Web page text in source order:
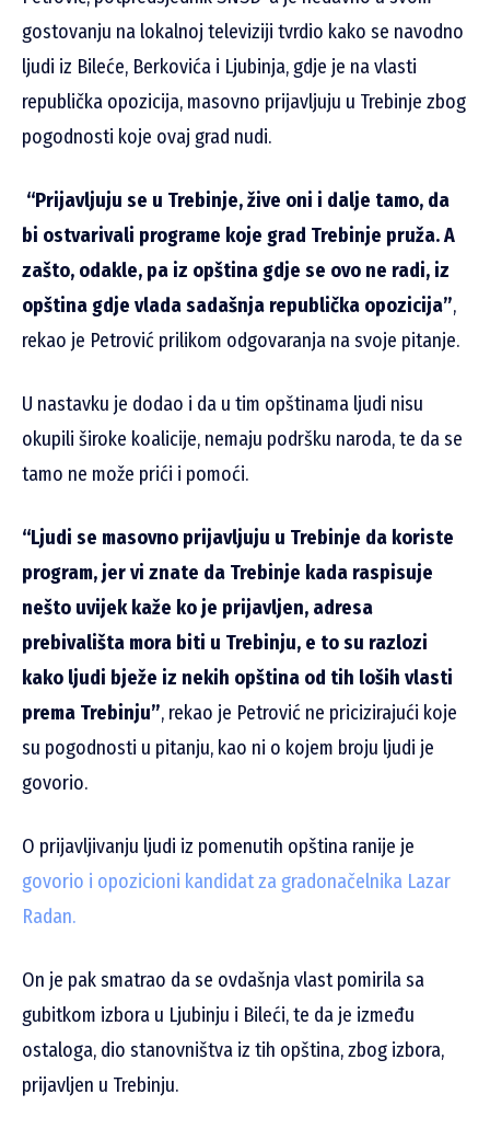
gostovanju na lokalnoj televiziji tvrdio kako se navodno
ljudi iz Bileće, Berkovića i Ljubinja, gdje je na vlasti
republička opozicija, masovno prijavljuju u Trebinje zbog
pogodnosti koje ovaj grad nudi.
“Prijavljuju se u Trebinje, žive oni i dalje tamo, da
bi ostvarivali programe koje grad Trebinje pruža. A
zašto, odakle, pa iz opština gdje se ovo ne radi, iz
opština gdje vlada sadašnja republička opozicija”,
rekao je Petrović prilikom odgovaranja na svoje pitanje.
U nastavku je dodao i da u tim opštinama ljudi nisu
okupili široke koalicije, nemaju podršku naroda, te da se
tamo ne može prići i pomoći.
“Ljudi se masovno prijavljuju u Trebinje da koriste
program, jer vi znate da Trebinje kada raspisuje
nešto uvijek kaže ko je prijavljen, adresa
prebivališta mora biti u Trebinju, e to su razlozi
kako ljudi bježe iz nekih opština od tih loših vlasti
prema Trebinju”, rekao je Petrović ne pricizirajući koje
su pogodnosti u pitanju, kao ni o kojem broju ljudi je
govorio.
O prijavljivanju ljudi iz pomenutih opština ranije je
govorio i opozicioni kandidat za gradonačelnika Lazar
Radan.
On je pak smatrao da se ovdašnja vlast pomirila sa
gubitkom izbora u Ljubinju i Bileći, te da je između
ostaloga, dio stanovništva iz tih opština, zbog izbora,
prijavljen u Trebinju.